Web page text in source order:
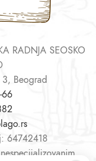
RADNJA SEOSKO
3, Beograd
64742418